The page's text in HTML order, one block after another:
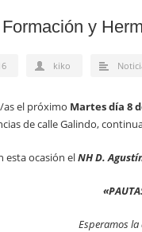
y
kiko
el próximo Martes día 8
de calle Galindo,
esta ocasión elNH D.
Esperamos